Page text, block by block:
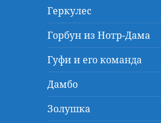
Геркулес
Горбун из Нотр-Дама
Гуфи и его команда
Дамбо
Золушка